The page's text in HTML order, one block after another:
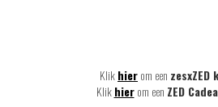
Klikhierom een zesxZED
Klik hier om een ZED